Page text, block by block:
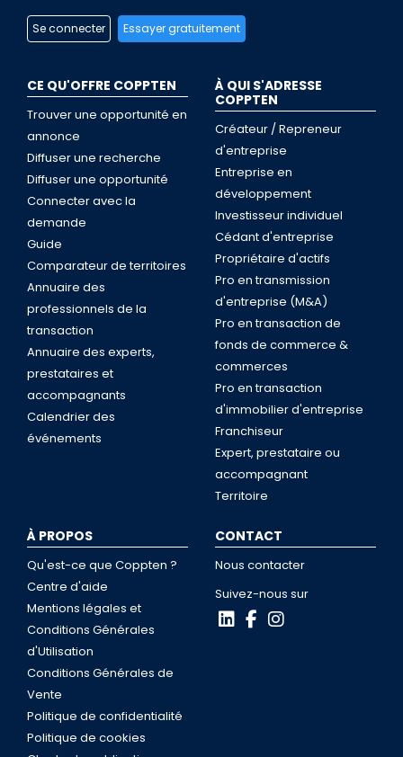
Se connecter Essayer gratuitement
CE QU'OFFRE COPPTEN
Trouver une opportunité en
annonce
Diffuser une recherche
Diffuser une opportunité
Connecter avec la
demande
Guide
Comparateur de territoires
Annuaire des
professionnels de la
transaction
Annuaire des experts,
prestataires et
accompagnants
Calendrier des
événements
À QUI S'ADRESSE
COPPTEN
Créateur / Repreneur
d'entreprise
Entreprise en
développement
Investisseur individuel
Cédant d'entreprise
Propriétaire d'actifs
Pro en transmission
d'entreprise (M&A)
Pro en transaction de
fonds de commerce &
commerces
Pro en transaction
d'immobilier d'entreprise
Franchiseur
Expert, prestataire ou
accompagnant
Territoire
À PROPOS
Qu'est-ce que Coppten ?
Centre d'aide
Mentions légales et
Conditions Générales
d'Utilisation
Conditions Générales de
Vente
Politique de confidentialité
Politique de cookies
CONTACT
Nous contacter
Suivez-nous sur